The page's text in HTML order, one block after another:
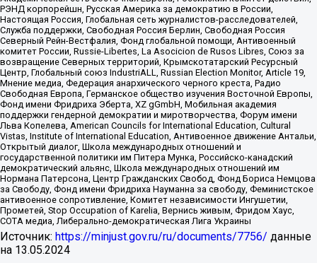
РЭНД корпорейшн, Русская Америка за демократию в России,
Настоящая Россия, Глобальная сеть журналистов-расследователей,
Служба поддержки, Свободная Россия Берлин, Свободная Россия
Северный Рейн-Вестфалия, Фонд глобальной помощи, Антивоенный
комитет России, Russie-Libertes, La Asocicion de Rusos Libres, Союз за
возвращение Северных территорий, Крымскотатарский Ресурсный
Центр, Глобальный союз IndustriALL, Russian Election Monitor, Article 19,
Мнение медиа, Федерация анархического черного креста, Радио
Свободная Европа, Германское общество изучения Восточной Европы,
Фонд имени Фридриха Эберта, XZ gGmbH, Мобильная академия
поддержки гендерной демократии и миротворчества, Форум имени
Льва Копелева, American Councils for International Education, Cultural
Vistas, Institute of International Education, Антивоенное движение Антальи,
Открытый диалог, Школа международных отношений и
государственной политики им Питера Мунка, Российско-канадский
демократический альянс, Школа международных отношений им
Нормана Патерсона, Центр Гражданских Свобод, Фонд Бориса Немцова
за Свободу, Фонд имени Фридриха Науманна за свободу, Феминистское
антивоенное сопротивление, Комитет независимости Ингушетии,
Прометей, Stop Occupation of Karelia, Вернись живым, Фридом Хаус,
СОТА медиа, Либерально-демократическая Лига Украины
Источник: https://minjust.gov.ru/ru/documents/7756/ данные
на 13.05.2024